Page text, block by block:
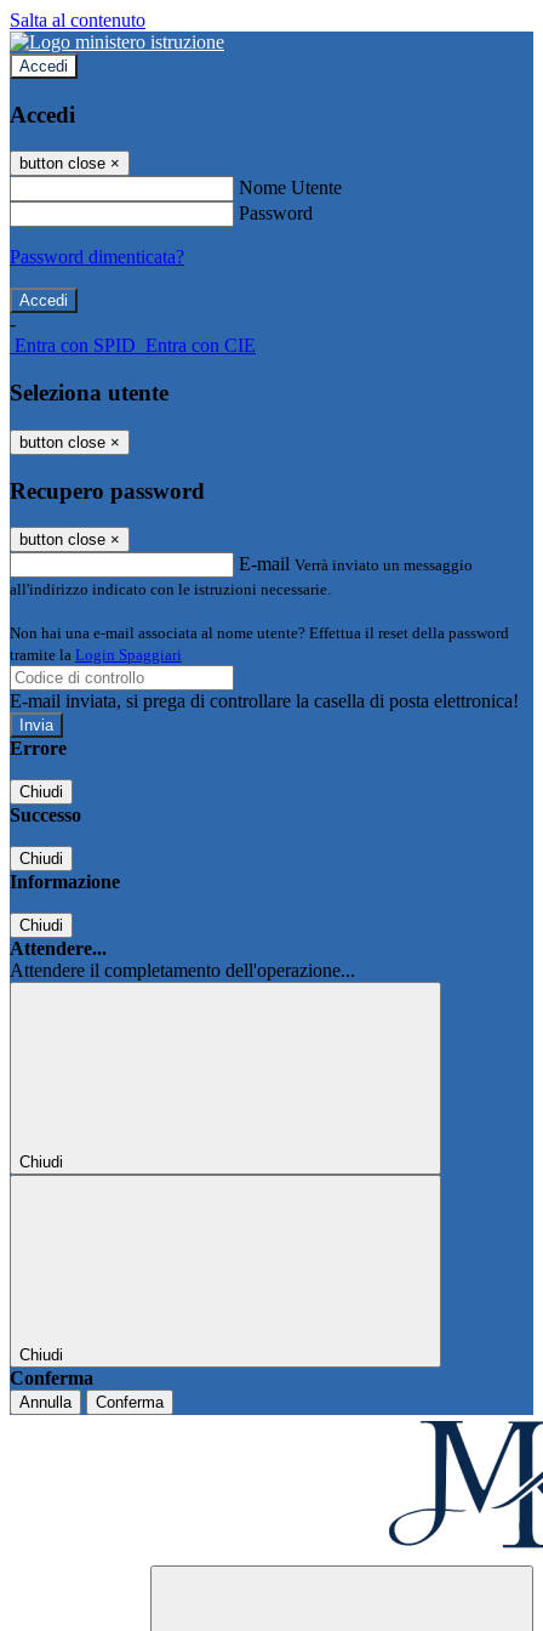
Salta al contenuto
Accedi
Accedi
button close ×
Nome Utente
Password
Password dimenticata?
-
Entra con SPID Entra con CIE
Seleziona utente
button close ×
Recupero password
button close ×
E-mail Verrà inviato un messaggio
all'indirizzo indicato con le istruzioni necessarie.
Non hai una e-mail associata al nome utente? Effettua il reset della password
tramite la Login Spaggiari
E-mail inviata, si prega di controllare la casella di posta elettronica!
Errore
Chiudi
Successo
Chiudi
Informazione
Chiudi
Attendere...
Attendere il completamento dell'operazione...
Chiudi
Chiudi
Conferma
Annulla Conferma